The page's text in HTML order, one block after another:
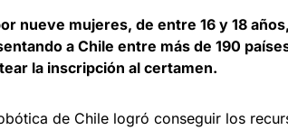
nueve mujeres, de entre 16 y 18
a Chile entre más de 190
la inscripción al certamen.
de Chile logró conseguir los